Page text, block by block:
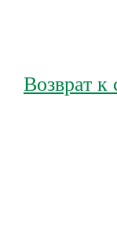
Возврат к